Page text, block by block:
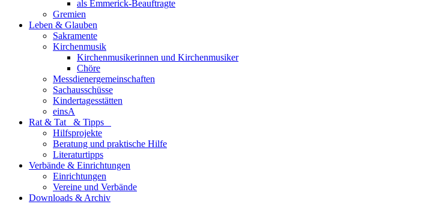
als Emmerick-Beauftragte
Gremien
Leben & Glauben
Sakramente
Kirchenmusik
Kirchenmusikerinnen und Kirchenmusiker
Chöre
Messdienergemeinschaften
Sachausschüsse
Kindertagesstätten
einsA
Rat & Tat & Tipps
Hilfsprojekte
Beratung und praktische Hilfe
Literaturtipps
Verbände & Einrichtungen
Einrichtungen
Vereine und Verbände
Downloads & Archiv